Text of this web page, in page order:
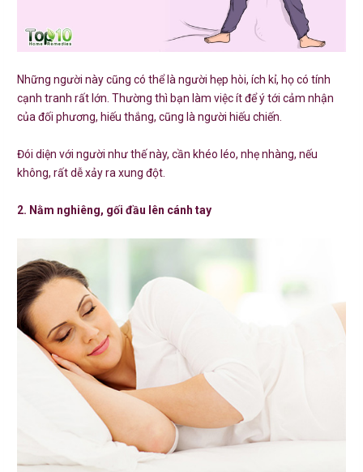
Những người này cũng có thể là người hẹp hòi, ích kỉ, họ có tính
cạnh tranh rất lớn. Thường thì bạn làm việc ít để ý tới cảm nhận
của đối phương, hiếu thắng, cũng là người hiếu chiến.
Đói diện với người như thế này, cần khéo léo, nhẹ nhàng, nếu
không, rất dễ xảy ra xung đột.
2. Nằm nghiêng, gối đầu lên cánh tay